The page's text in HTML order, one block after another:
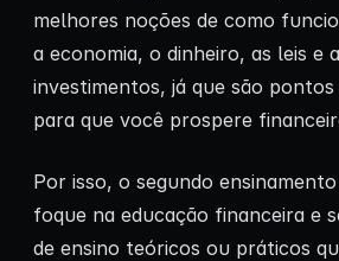
melhores noções de como
a economia, o dinheiro, as leis e
investimentos, já que são
para que você prospere
Por isso, o segundo
foque na educação financeira e
de ensino teóricos ou práticos